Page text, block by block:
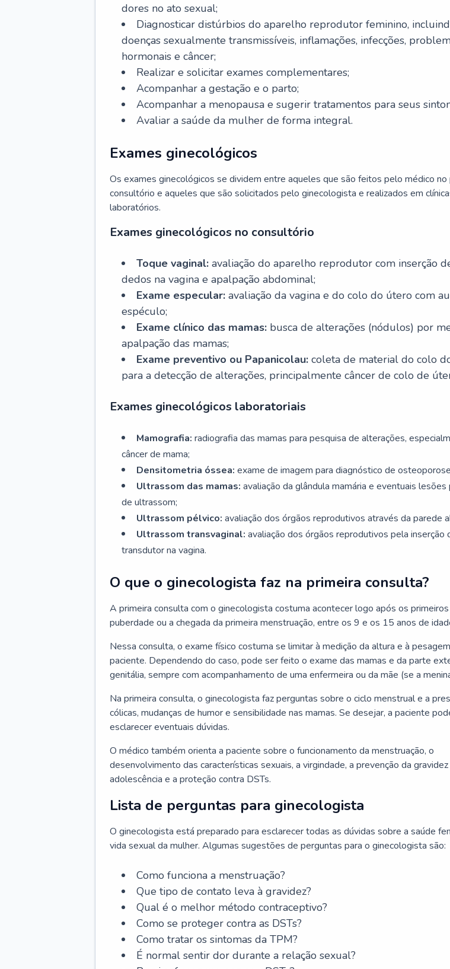
dores no ato sexual;
Diagnosticar distúrbios do aparelho reprodutor feminino,
doenças sexualmente transmissíveis, inflamações, infecções,
hormonais e câncer;
Realizar e solicitar exames complementares;
Acompanhar a gestação e o parto;
Acompanhar a menopausa e sugerir tratamentos para seus
Avaliar a saúde da mulher de forma integral.
Exames ginecológicos
Os exames ginecológicos se dividem entre aqueles que são feitos pelo médico no
consultório e aqueles que são solicitados pelo ginecologista e realizados em
laboratórios.
Exames ginecológicos no consultório
Toque vaginal: avaliação do aparelho reprodutor com inserção
dedos na vagina e apalpação abdominal;
Exame especular: avaliação da vagina e do colo do útero com
espéculo;
Exame clínico das mamas: busca de alterações (nódulos) por
apalpação das mamas;
Exame preventivo ou Papanicolau: coleta de material do colo
para a detecção de alterações, principalmente câncer de colo de
Exames ginecológicos laboratoriais
Mamografia: radiografia das mamas para pesquisa de alterações,
câncer de mama;
Densitometria óssea: exame de imagem para diagnóstico de
Ultrassom das mamas: avaliação da glândula mamária e eventuais lesões
de ultrassom;
Ultrassom pélvico: avaliação dos órgãos reprodutivos através da parede
Ultrassom transvaginal: avaliação dos órgãos reprodutivos pela inserção
transdutor na vagina.
O que o ginecologista faz na primeira consulta?
A primeira consulta com o ginecologista costuma acontecer logo após os primeiros
puberdade ou a chegada da primeira menstruação, entre os 9 e os 15 anos de
Nessa consulta, o exame físico costuma se limitar à medição da altura e à
paciente. Dependendo do caso, pode ser feito o exame das mamas e da parte
genitália, sempre com acompanhamento de uma enfermeira ou da mãe (se a
Na primeira consulta, o ginecologista faz perguntas sobre o ciclo menstrual e a
cólicas, mudanças de humor e sensibilidade nas mamas. Se desejar, a paciente
esclarecer eventuais dúvidas.
O médico também orienta a paciente sobre o funcionamento da menstruação, o
desenvolvimento das características sexuais, a virgindade, a prevenção da gravidez
adolescência e a proteção contra DSTs.
Lista de perguntas para ginecologista
O ginecologista está preparado para esclarecer todas as dúvidas sobre a saúde
vida sexual da mulher. Algumas sugestões de perguntas para o ginecologista são:
Como funciona a menstruação?
Que tipo de contato leva à gravidez?
Qual é o melhor método contraceptivo?
Como se proteger contra as DSTs?
Como tratar os sintomas da TPM?
É normal sentir dor durante a relação sexual?